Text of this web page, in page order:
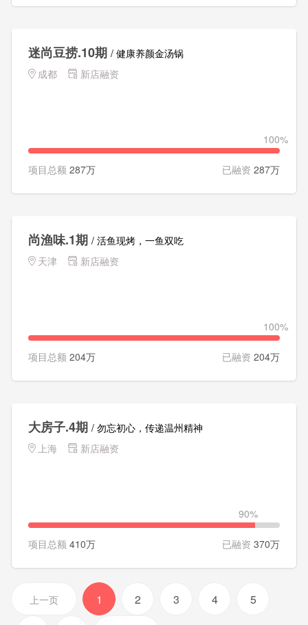
迷尚豆捞.10期 / 健康养颜金汤锅
成都
新店融资
100%
项目总额 287万 已融资 287万
尚渔味.1期 / 活鱼现烤，一鱼双吃
天津
新店融资
100%
项目总额 204万 已融资 204万
大房子.4期 / 勿忘初心，传递温州精神
上海
新店融资
90%
项目总额 410万 已融资 370万
上一页 1 2 3 4 5